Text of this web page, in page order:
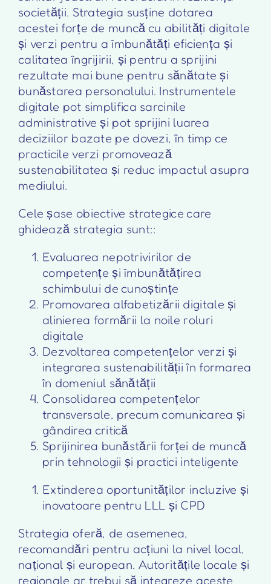
societății. Strategia susține dotarea
acestei forțe de muncă cu abilități digitale
și verzi pentru a îmbunătăți eficiența și
calitatea îngrijirii, și pentru a sprijini
rezultate mai bune pentru sănătate și
bunăstarea personalului. Instrumentele
digitale pot simplifica sarcinile
administrative și pot sprijini luarea
deciziilor bazate pe dovezi, în timp ce
practicile verzi promovează
sustenabilitatea și reduc impactul asupra
mediului.
Cele șase obiective strategice care
ghidează strategia sunt::
Evaluarea nepotrivirilor de
competențe și îmbunătățirea
schimbului de cunoștințe
Promovarea alfabetizării digitale și
alinierea formării la noile roluri
digitale
Dezvoltarea competențelor verzi și
integrarea sustenabilității în formarea
în domeniul sănătății
Consolidarea competențelor
transversale, precum comunicarea și
gândirea critică
Sprijinirea bunăstării forței de muncă
prin tehnologii și practici inteligente
Extinderea oportunităților incluzive și
inovatoare pentru LLL și CPD
Strategia oferă, de asemenea,
recomandări pentru acțiuni la nivel local,
național și european. Autoritățile locale și
regionale ar trebui să integreze aceste